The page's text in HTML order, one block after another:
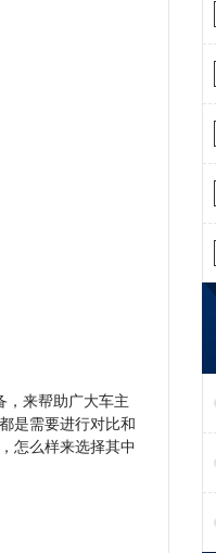
，来帮助广大车主
是需要进行对比和
怎么样来选择其中